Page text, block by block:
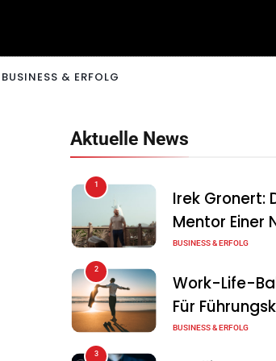
BUSINESS & ERFOLG
Aktuelle News
1
Irek Gronert:
Mentor Einer
Generation
BUSINESS & ERFOLG
2
Work-Life-
Für
Illusion Oder
BUSINESS & ERFOLG
3